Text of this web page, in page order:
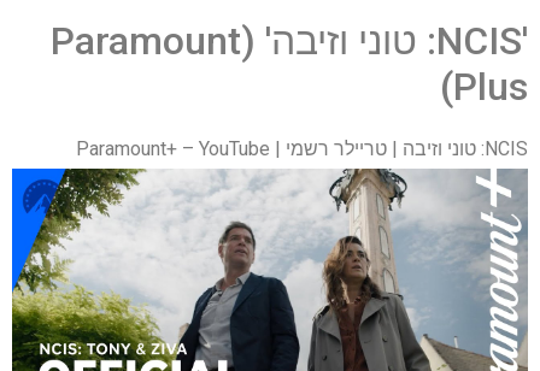
'NCIS: טוני וזיבה' (Paramount
Plus)
NCIS: טוני וזיבה | טריילר רשמי | Paramount+ – YouTube